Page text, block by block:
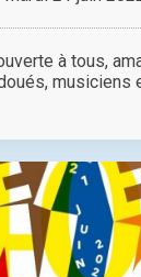
à tous,
musiciens